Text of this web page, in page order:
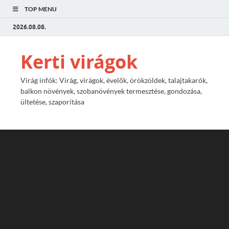
TOP MENU
2026.08.08.
Kerti virágok
Virág infók: Virág, virágok, évelők, örökzöldek, talajtakarók,
balkon növények, szobanövények termesztése, gondozása,
ültetése, szaporítása